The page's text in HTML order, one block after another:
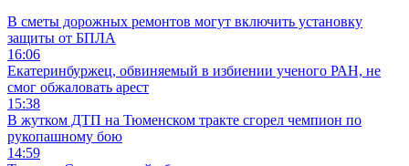
В сметы дорожных ремонтов могут включить установку
защиты от БПЛА
16:06
Екатеринбуржец, обвиняемый в избиении ученого РАН, не
смог обжаловать арест
15:38
В жутком ДТП на Тюменском тракте сгорел чемпион по
рукопашному бою
14:59